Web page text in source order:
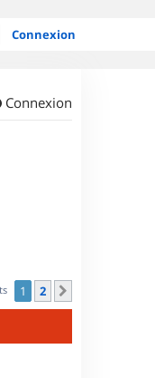
Connexion
Connexion
1 2